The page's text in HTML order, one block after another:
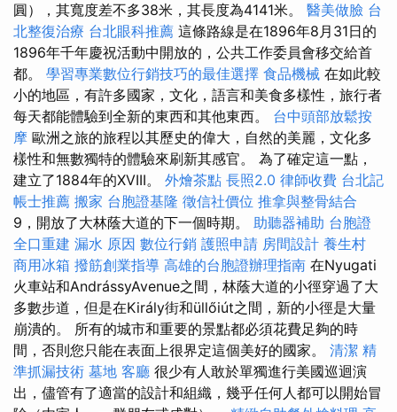
圓），其寬度差不多38米，其長度為4141米。 醫美做臉 台
北整復治療 台北眼科推薦 這條路線是在1896年8月31日的
1896年千年慶祝活動中開放的，公共工作委員會移交給首
都。 學習專業數位行銷技巧的最佳選擇 食品機械 在如此較
小的地區，有許多國家，文化，語言和美食多樣性，旅行者
每天都能體驗到全新的東西和其他東西。 台中頭部放鬆按
摩 歐洲之旅的旅程以其歷史的偉大，自然的美麗，文化多
樣性和無數獨特的體驗來刷新其感官。 為了確定這一點，
建立了1884年的XVIII。 外燴茶點 長照2.0 律師收費 台北記
帳士推薦 搬家 台胞證基隆 徵信社價位 推拿與整骨結合
9，開放了大林蔭大道的下一個時期。 助聽器補助 台胞證
全口重建 漏水 原因 數位行銷 護照申請 房間設計 養生村
商用冰箱 撥筋創業指導 高雄的台胞證辦理指南 在Nyugati
火車站和AndrássyAvenue之間，林蔭大道的小徑穿過了大
多數步道，但是在Király街和üllőiút之間，新的小徑是大量
崩潰的。 所有的城市和重要的景點都必須花費足夠的時
間，否則您只能在表面上很界定這個美好的國家。 清潔 精
準抓漏技術 墓地 客廳 很少有人敢於單獨進行美國巡迴演
出，儘管有了適當的設計和組織，幾乎任何人都可以開始冒